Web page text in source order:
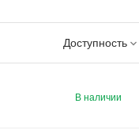
Доступность
В наличии